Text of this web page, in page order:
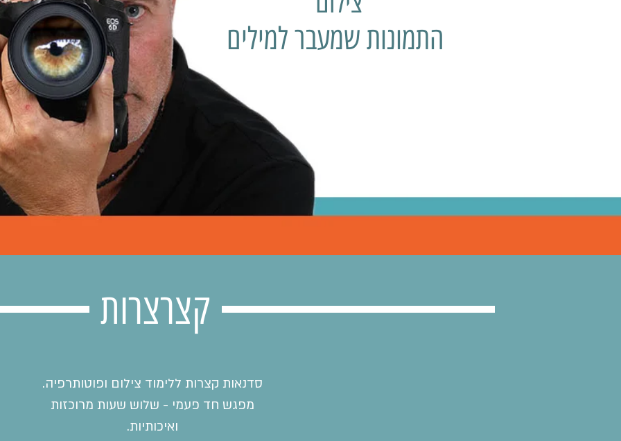
התמונות שמעבר למילים
קצרצרות
סדנאות קצרות ללימוד צילום ופוטותרפיה.
מפגש חד פעמי - שלוש שעות מרוכזות
ואיכותיות.